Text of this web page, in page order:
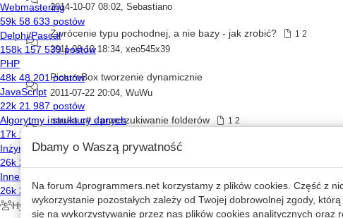
2014-10-07 08:02, Sebastiano
Zwrócenie typu pochodnej, a nie bazy - jak zrobić? 1 2
2011-08-10 18:34, xeo545x39
PictureBox tworzenie dynamicznie
2011-07-22 20:04 WuWu
nauka c# - przeszukiwanie folderów 1 2
[c#] odwołanie się do dynamicznych kontrolek
Dbamy o Waszą prywatność
Na forum 4programmers.net korzystamy z plików cookies. Część z
wykorzystanie pozostałych zależy od Twojej dobrowolnej zgody,
się na wykorzystywanie przez nas plików cookies analitycznych